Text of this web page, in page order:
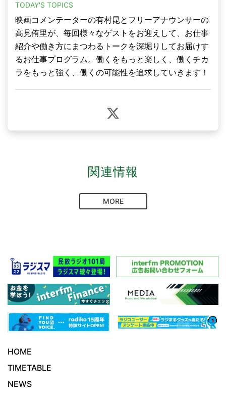
TODAY'S TOPICS
映画コメンテーターの有村昆とフリーアナウンサーの
高見侑里が、毎回様々なゲストをお迎えして、お仕事
紹介や働き方にまつわるトークを深堀りしてお届けす
るお仕事プログラム。働くをもっと楽しく、働くチカ
ラをもっと強く、働くの可能性を追求していきます！
関連情報
MORE
HOME
TIMETABLE
NEWS